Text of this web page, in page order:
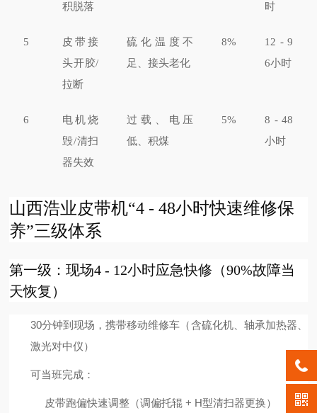
积脱落 时
5
皮带接
头开胶/
拉断
硫化温度不
足、接头老化
8%
12 - 9
6小时
6
电机烧
毁/清扫
器失效
过载、电压
低、积煤
5%
8 - 48
小时
山西浩业皮带机“4 - 48小时快速维修保
养”三级体系
第一级：现场4 - 12小时应急快修（90%故障当
天恢复）
30分钟到现场，携带移动维修车（含硫化机、轴承加热器、
激光对中仪）
可当班完成：
皮带跑偏快速调整（调偏托辊 + H型清扫器更换）